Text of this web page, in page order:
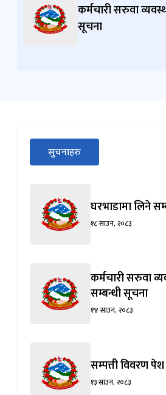
कर्मचारी सरुवा
सूचना
सीधा
पहिलो
जानुहोस्
सुचनाहरु
(सक्रिय ट्याब)
घरभाडामा लिने
१८ साउन, २०८३
कर्मचारी सरुवा
सम्बन्धी सूचना
१४ साउन, २०८३
सम्पत्ती विवरण
१३ साउन, २०८३